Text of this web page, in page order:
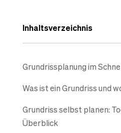
Inhaltsverzeichnis
Grundrissplanung im
Was ist ein Grundriss und
Grundriss selbst planen:
Überblick